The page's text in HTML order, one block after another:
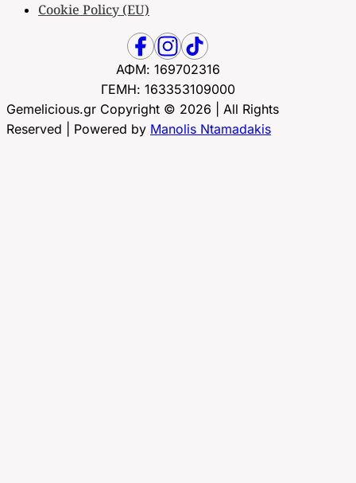
Cookie Policy (EU)
ΑΦΜ: 169702316
ΓΕΜΗ: 163353109000
Gemelicious.gr Copyright © 2026 | All Rights
Reserved | Powered by Manolis Ntamadakis